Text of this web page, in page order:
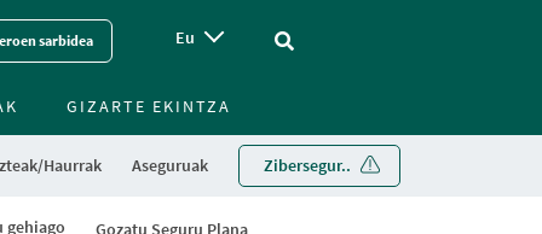
sarbidea Eu Vinculo - Buscar en la web
Haurrak Aseguruak
gehiago Gozatu Seguru Plana
Zibersegur..
GIZARTE EKINTZA